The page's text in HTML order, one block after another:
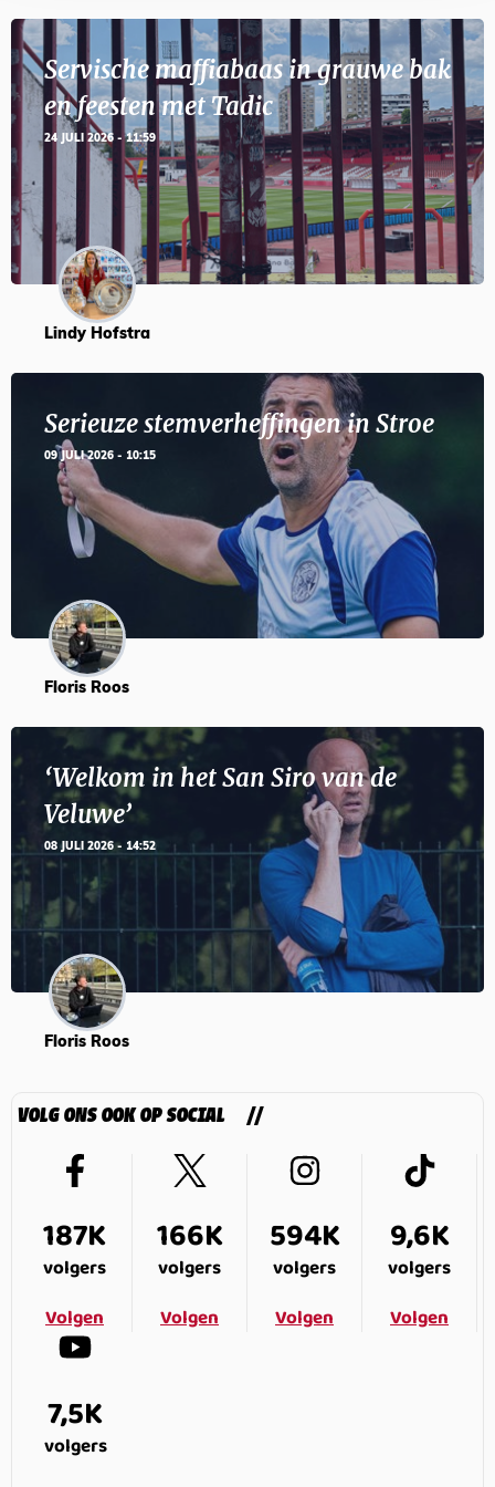
Servische maffiabaas in grauwe bak
en feesten met Tadic
24 JULI 2026 - 11:59
Lindy Hofstra
Serieuze stemverheffingen in Stroe
09 JULI 2026 - 10:15
Floris Roos
‘Welkom in het San Siro van de
Veluwe’
08 JULI 2026 - 14:52
Floris Roos
VOLG ONS OOK OP SOCIAL
187K
volgers
Volgen
166K
volgers
Volgen
594K
volgers
Volgen
9,6K
volgers
Volgen
7,5K
volgers